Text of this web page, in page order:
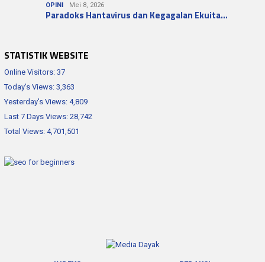
OPINI Mei 8, 2026
Paradoks Hantavirus dan Kegagalan Ekuita…
STATISTIK WEBSITE
Online Visitors: 37
Today's Views: 3,363
Yesterday's Views: 4,809
Last 7 Days Views: 28,742
Total Views: 4,701,501